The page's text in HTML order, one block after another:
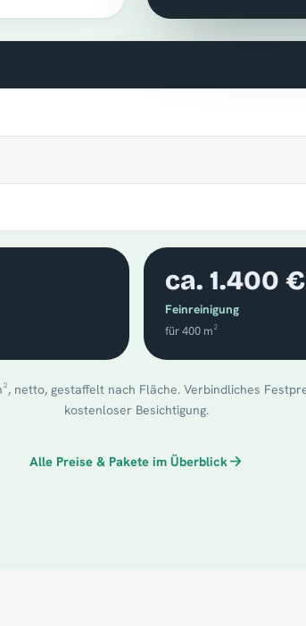
ca. 1.400 €
Feinreinigung
für 400 m²
netto, gestaffelt nach Fläche. Verbindliches
kostenloser Besichtigung.
Alle Preise & Pakete im Überblick